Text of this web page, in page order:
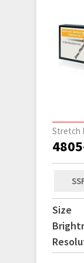
Stretch
Size